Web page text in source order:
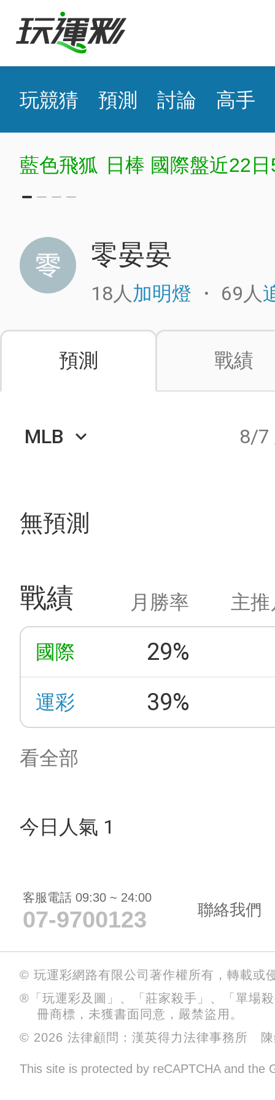
玩競猜 預測 討論 高手
藍色飛狐 日棒 國際盤近22
零晏晏
18人加明燈 ・ 69人
預測 戰績
MLB keyboard_arrow_down 8/7
無預測
戰績 月勝率 主
國際 29%
運彩 39%
看全部
今日人氣 1
客服電話 09:30 ~ 24:00
07-9700123 聯絡我們
© 玩運彩網路有限公司著作權所有，轉載或
®「玩運彩及圖」、「莊家殺手」、「單場
冊商標，未獲書面同意，嚴禁盜用。
© 2026 法律顧問：漢英得力法律事務所 陳
This site is protected by reCAPTCHA and the